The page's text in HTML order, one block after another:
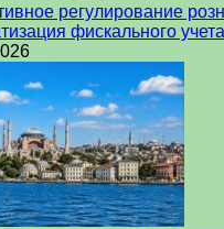
регулирование
фискального учета